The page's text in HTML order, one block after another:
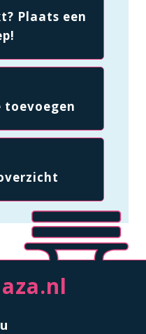
Plaats een
toevoegen